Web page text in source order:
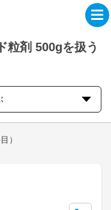
粒剤 500gを扱う
）